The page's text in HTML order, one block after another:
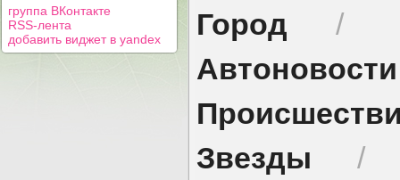
группа ВКонтакте
RSS-лента
добавить виджет в yandex
Город /
Автоновости
Звезды